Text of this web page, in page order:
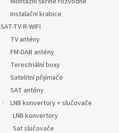
Instalační krabice
SAT-TV-R-WIFI
TV antény
FM-DAB antény
Terestriální boxy
Satelitní přijímače
SAT antény
LNB konvertory + slučovače
LNB konvertory
Sat slučovače